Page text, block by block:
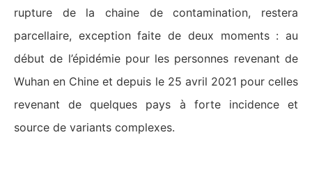
rupture de la chaine de contamination, restera
parcellaire, exception faite de deux moments : au
début de l’épidémie pour les personnes revenant de
Wuhan en Chine et depuis le 25 avril 2021 pour celles
revenant de quelques pays à forte incidence et
source de variants complexes.